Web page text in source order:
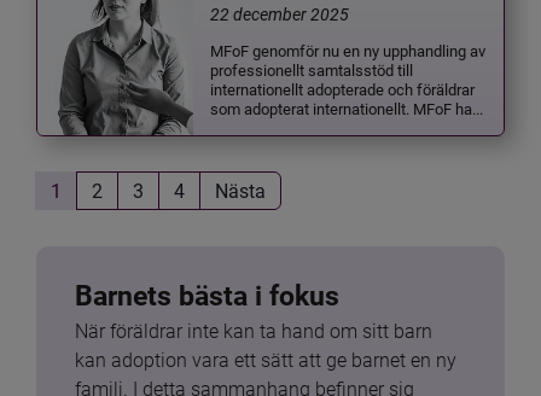
22 december 2025
MFoF genomför nu en ny upphandling av
professionellt samtalsstöd till
internationellt adopterade och föräldrar
som adopterat internationellt. MFoF ha...
1 2 3 4 Nästa
Barnets bästa i fokus
När föräldrar inte kan ta hand om sitt barn
kan adoption vara ett sätt att ge barnet en ny
familj. I detta sammanhang befinner sig